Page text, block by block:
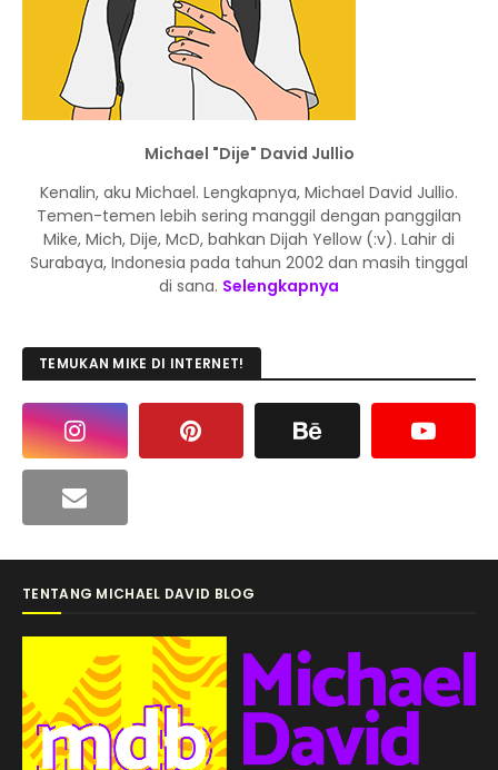
Michael "Dije" David Jullio
Kenalin, aku Michael. Lengkapnya, Michael David Jullio.
Temen-temen lebih sering manggil dengan panggilan
Mike, Mich, Dije, McD, bahkan Dijah Yellow (:v). Lahir di
Surabaya, Indonesia pada tahun 2002 dan masih tinggal
di sana. Selengkapnya
TEMUKAN MIKE DI INTERNET!
TENTANG MICHAEL DAVID BLOG